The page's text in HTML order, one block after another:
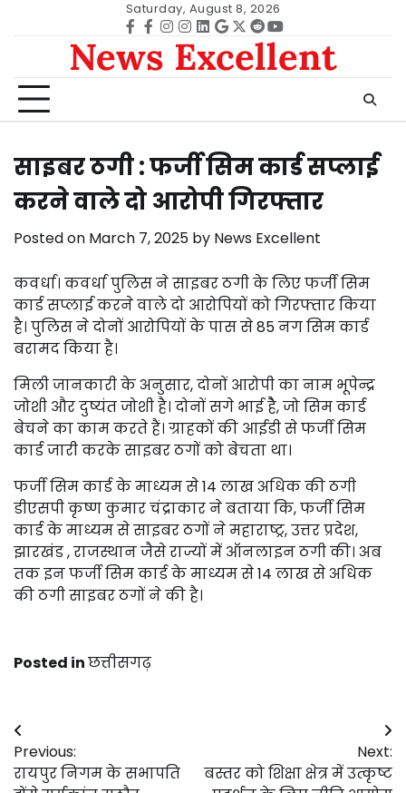
Saturday, August 8, 2026
Facebook
facebook
Instagram
instagram
Linkedin
google
Twitter
redditYoutube
News Excellent
साइबर ठगी : फर्जी सिम कार्ड सप्लाई
करने वाले दो आरोपी गिरफ्तार
Posted on March 7, 2025 by News Excellent
कवर्धा। कवर्धा पुलिस ने साइबर ठगी के लिए फर्जी सिम
कार्ड सप्लाई करने वाले दो आरोपियों को गिरफ्तार किया
है। पुलिस ने दोनों आरोपियों के पास से 85 नग सिम कार्ड
बरामद किया है।
मिली जानकारी के अनुसार, दोनों आरोपी का नाम भूपेन्द्र
जोशी और दुष्यंत जोशी है। दोनों सगे भाई हैै, जो सिम कार्ड
बेचने का काम करते हैं। ग्राहकों की आईडी से फर्जी सिम
कार्ड जारी करके साइबर ठगों को बेचता था।
फर्जी सिम कार्ड के माध्यम से 14 लाख अधिक की ठगी
डीएसपी कृष्ण कुमार चंद्राकार ने बताया कि, फर्जी सिम
कार्ड के माध्यम से साइबर ठगों ने महाराष्ट्र, उत्तर प्रदेश,
झारखंड , राजस्थान जैसे राज्यों में ऑनलाइन ठगी की। अब
तक इन फर्जी सिम कार्ड के माध्यम से 14 लाख से अधिक
की ठगी साइबर ठगों ने की है।
Posted inछत्तीसगढ़
Post
navigation
Previous:
रायपुर निगम के सभापति
Next:
बस्तर को शिक्षा क्षेत्र में उत्कृष्ट